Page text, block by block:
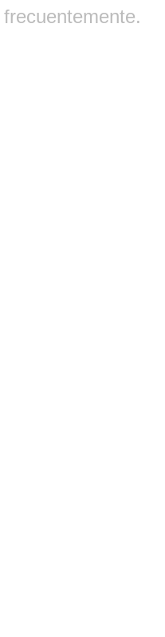
frecuentemente.